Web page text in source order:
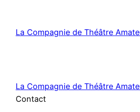
contenu
La Compagnie de Théâtre
La Compagnie de Théâtre
Contact